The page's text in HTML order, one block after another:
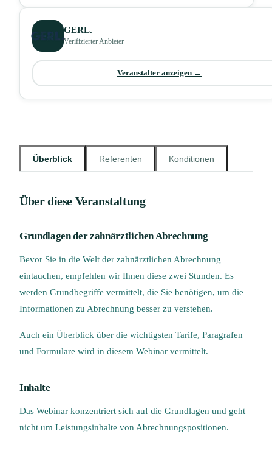
Überblick Referenten Konditionen
Über diese Veranstaltung
Grundlagen der zahnärztlichen Abrechnung
Bevor Sie in die Welt der zahnärztlichen Abrechnung
eintauchen, empfehlen wir Ihnen diese zwei Stunden. Es
werden Grundbegriffe vermittelt, die Sie benötigen, um die
Informationen zu Abrechnung besser zu verstehen.
Auch ein Überblick über die wichtigsten Tarife, Paragrafen
und Formulare wird in diesem Webinar vermittelt.
Inhalte
Das Webinar konzentriert sich auf die Grundlagen und geht
nicht um Leistungsinhalte von Abrechnungspositionen.
GERL.
Verifizierter Anbieter
Veranstalter anzeigen →